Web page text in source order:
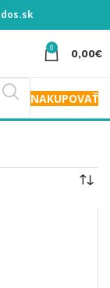
0 0,00€
NAKUPOVAŤ